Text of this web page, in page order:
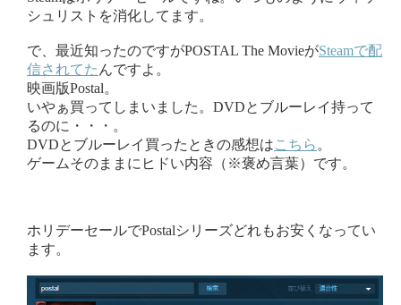
シュリストを消化してます。
で、最近知ったのですがPOSTAL The MovieがSteamで配
信されてた んですよ。
映画版Postal。
いやぁ買ってしまいました。DVDとブルーレイ持って
るのに・・・。
DVDとブルーレイ買ったときの感想はこちら 。
ゲームそのままにヒドい内容（※褒め言葉）です。
ホリデーセールでPostalシリーズどれもお安くなってい
ます。